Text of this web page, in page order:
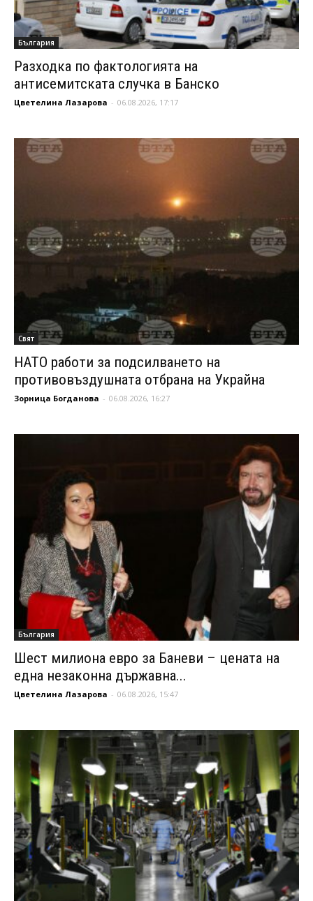
България
Разходка по фактологията на
антисемитската случка в Банско
Цветелина Лазарова - 06.08.2026, 17:17
Свят
НАТО работи за подсилването на
противовъздушната отбрана на Украйна
Зорница Богданова - 06.08.2026, 16:27
България
Шест милиона евро за Баневи – цената на
една незаконна държавна...
Цветелина Лазарова - 06.08.2026, 15:47